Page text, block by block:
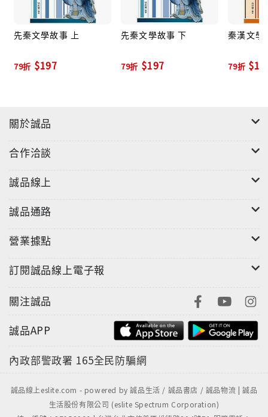
先秦文學故事 上
79折 $197
先秦文學故事 下
79折 $197
秦漢文學
79折
關於誠品
合作洽談
誠品線上
誠品通路
營業據點
訂閱誠品線上電子報
關注誠品
誠品APP
內政部警政署 165全民防騙網
誠品線上eslite.com - powered by 誠品生活 / 誠品書店 / 誠品物流 | 誠品
生活股份有限公司 (eslite Spectrum Corporation)